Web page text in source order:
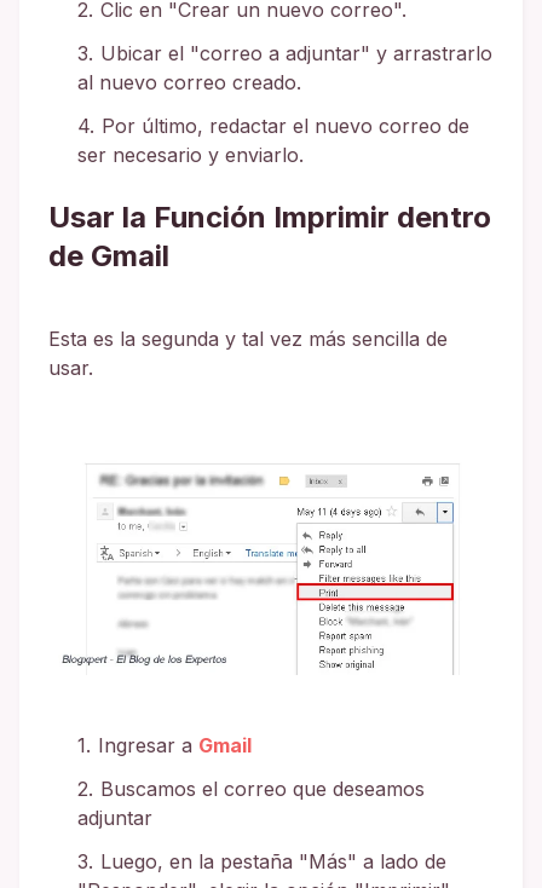
Clic en "Crear un nuevo correo".
Ubicar el "correo a adjuntar" y arrastrarlo
al nuevo correo creado.
Por último, redactar el nuevo correo de
ser necesario y enviarlo.
Usar la Función Imprimir dentro
de Gmail
Esta es la segunda y tal vez más sencilla de
usar.
Ingresar a Gmail
Buscamos el correo que deseamos
adjuntar
Luego, en la pestaña "Más" a lado de